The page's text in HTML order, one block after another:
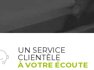
UN SERVICE
CLIENTÈLE
À VOTRE ÉCOUTE